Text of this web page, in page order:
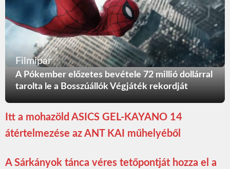
Filmipar
A Pókember előzetes bevétele 72 millió dollárral
tarolta le a Bosszúállók Végjáték rekordját
Itt a mohazöld ASICS GEL-KAYANO 14
átértelmezése az ANT KAI műhelyéből
A Sárkányok tánca véres tetőpontját hozza el a